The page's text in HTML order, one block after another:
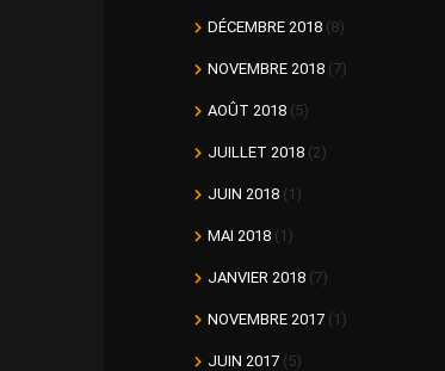
DÉCEMBRE 2018 (8)
NOVEMBRE 2018 (7)
AOÛT 2018 (5)
JUILLET 2018 (2)
JUIN 2018 (1)
MAI 2018 (1)
JANVIER 2018 (7)
NOVEMBRE 2017 (1)
JUIN 2017 (5)